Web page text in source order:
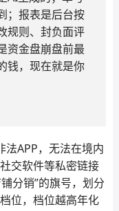
；报表是后台按
规则、封负面评
金盘崩盘前最
钱，现在就是你
法APP，无法在境内
交软件等私密链接
分销”的旗号，划分
位，档位越高年化